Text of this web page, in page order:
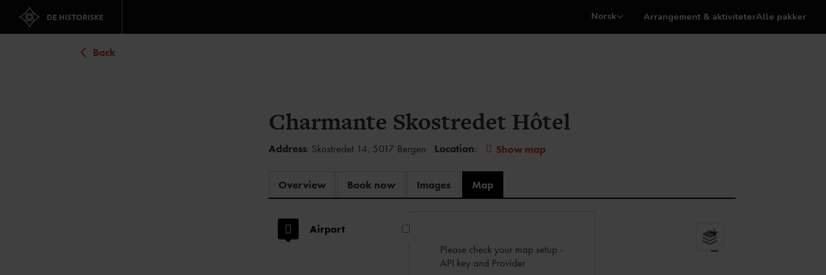
Norsk Arrangement & aktiviteterAlle pakker
Back
Charmante Skostredet Hôtel
Address: Skostredet 14, 5017 Bergen Location: Show map
Overview Book now Images Map
Please check your map setup -
API key and Provider
+
−
Airport